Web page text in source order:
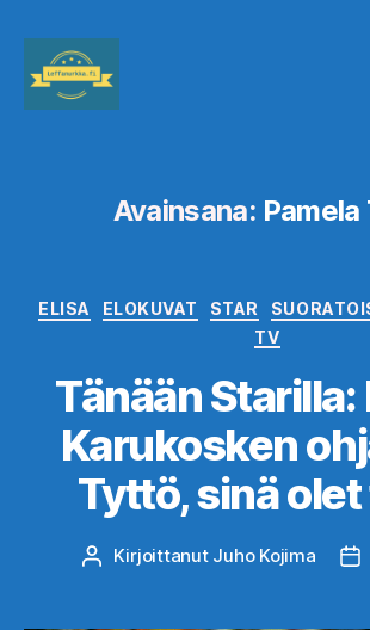
Avainsana: Pamela
Kategoriat
ELISA ELOKUVAT STAR
TV
Tänään Starilla:
Karukosken
Tyttö, sinä
Kirjoittaja
Kirjoittanut Juho Kojima